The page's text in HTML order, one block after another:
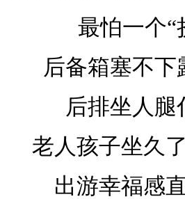
最怕一个“
后备箱塞不下
后排坐人腿
老人孩子坐久
出游幸福感